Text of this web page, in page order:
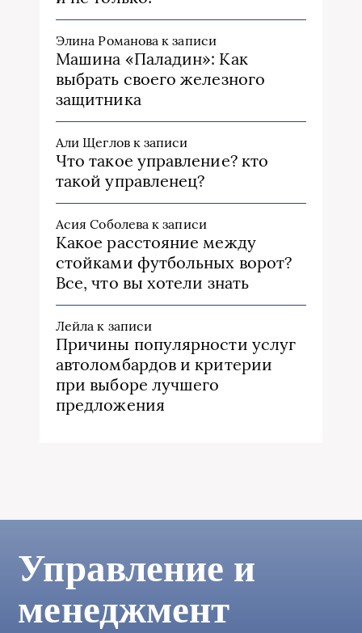
Элина Романова к записи
Машина «Паладин»: Как
выбрать своего железного
защитника
Али Щегловк записи
Что такое управление? кто
такой управленец?
Асия Соболева к записи
Какое расстояние между
стойками футбольных ворот?
Все, что вы хотели знать
Лейла к записи
Причины популярности услуг
автоломбардов и критерии
при выборе лучшего
предложения
Управление и
менеджмент